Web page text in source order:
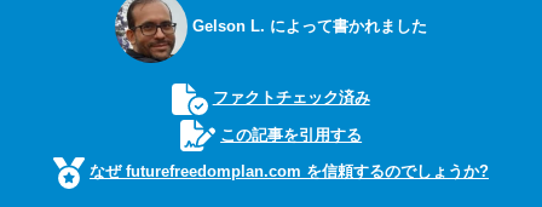
Gelson L. によって書かれました
ファクトチェック済み
この記事を引用する
なぜ futurefreedomplan.com を信頼するのでしょうか?